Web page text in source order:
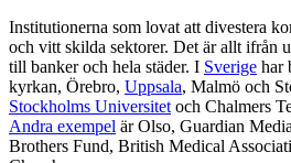
Institutionerna som lovat att divestera
och vitt skilda sektorer. Det är allt ifrån
till banker och hela städer. I Sverige har
kyrkan, Örebro, Uppsala, Malmö och
Stockholms Universitet och Chalmers
Andra exempel är Olso, Guardian
Brothers Fund, British Medical